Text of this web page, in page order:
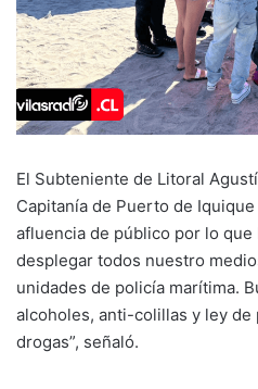
El Subteniente de Litoral
Capitanía de Puerto de
afluencia de público por lo
desplegar todos nuestro
unidades de policía marítima.
alcoholes, anti-colillas y ley de
drogas”, señaló.